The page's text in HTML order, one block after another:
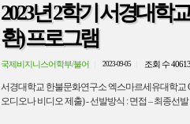
2023년 2학기 서경대학교
환) 프로그램
국제비지니스어학부/불어 2023-09-05 조회 수 40613
서경대학교 한불문화연구소 엑스마르세유대학교 CFAL - 참가학생 : 5명 - 프로그램 기간 : 6회, 각 90분 (언어 교환 중